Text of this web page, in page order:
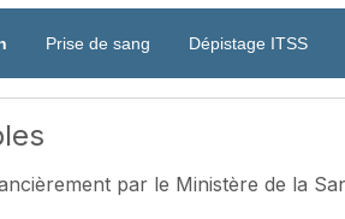
Prise de sang Dépistage ITSS
par le Ministère de la